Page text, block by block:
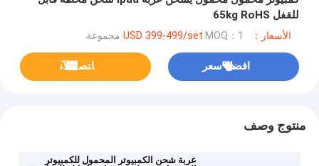
للقفل 65kg RoHS
الأسعار：USD 399-499/set MOQ：1 مجموعة
افضل سعر ﺎﺘﺼﻟ ﺍﻶﻧ
منتوج وصف
عربة شحن الكمبيوتر المحمول للكمبيوتر